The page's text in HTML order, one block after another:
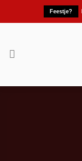
Feestje?